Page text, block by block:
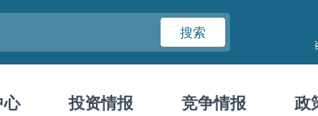
搜索
心 投资情报 竞争情报 政